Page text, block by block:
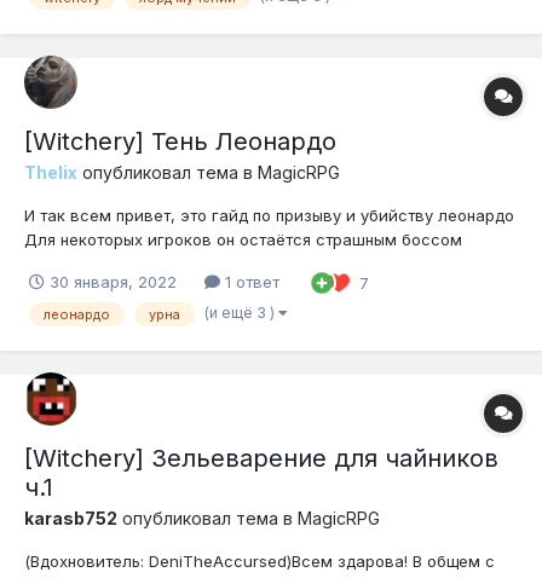
[Witсhery] Тень Леонардо
Thelix опубликовал тема в MagicRPG
И так всем привет, это гайд по призыву и убийству леонардо
Для некоторых игроков он остаётся страшным боссом
так Знаю что гайдов по леонардо в интернете не мало, но я
постараюсь сделать самый информативный и полезный из
30 января, 2022 1 ответ 7
леонардо урна (и ещё 3 )
[Witchery] Зельеварение для чайников
ч.1
karasb752 опубликовал тема в MagicRPG
(Вдохновитель: DeniTheAccursed)Всем здарова! В общем с